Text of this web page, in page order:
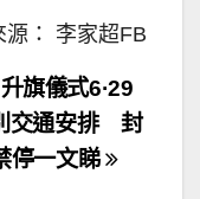
源： 李家超FB
旗儀式6·29
交通安排 封
停一文睇